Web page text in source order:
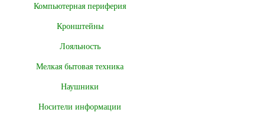
Компьютерная периферия
Кронштейны
Лояльность
Мелкая бытовая техника
Наушники
Носители информации